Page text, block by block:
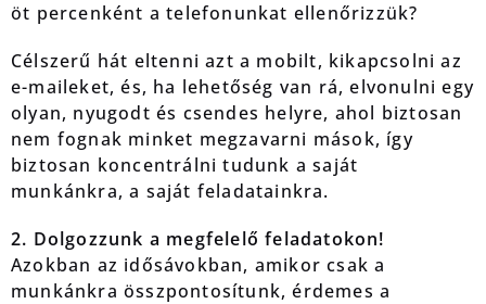
öt percenként a telefonunkat ellenőrizzük?
Célszerű hát eltenni azt a mobilt, kikapcsolni az
e-maileket, és, ha lehetőség van rá, elvonulni egy
olyan, nyugodt és csendes helyre, ahol biztosan
nem fognak minket megzavarni mások, így
biztosan koncentrálni tudunk a saját
munkánkra, a saját feladatainkra.
2. Dolgozzunk a megfelelő feladatokon!
Azokban az idősávokban, amikor csak a
munkánkra összpontosítunk, érdemes a